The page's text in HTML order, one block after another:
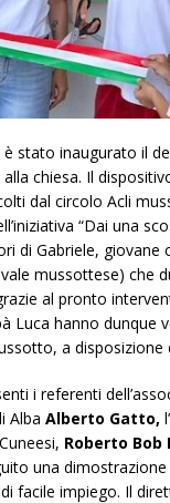
stato inaugurato il
chiesa. Il
dal circolo Acli
“Dai una
di Gabriele,
mussottese) che
al pronto
Luca hanno
a disposizione
i referenti
Alba Alberto Gatto,
Roberto Bob
una
facile impiego. Il